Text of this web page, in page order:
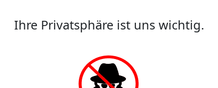
Ihre Privatsphäre ist uns wichtig.